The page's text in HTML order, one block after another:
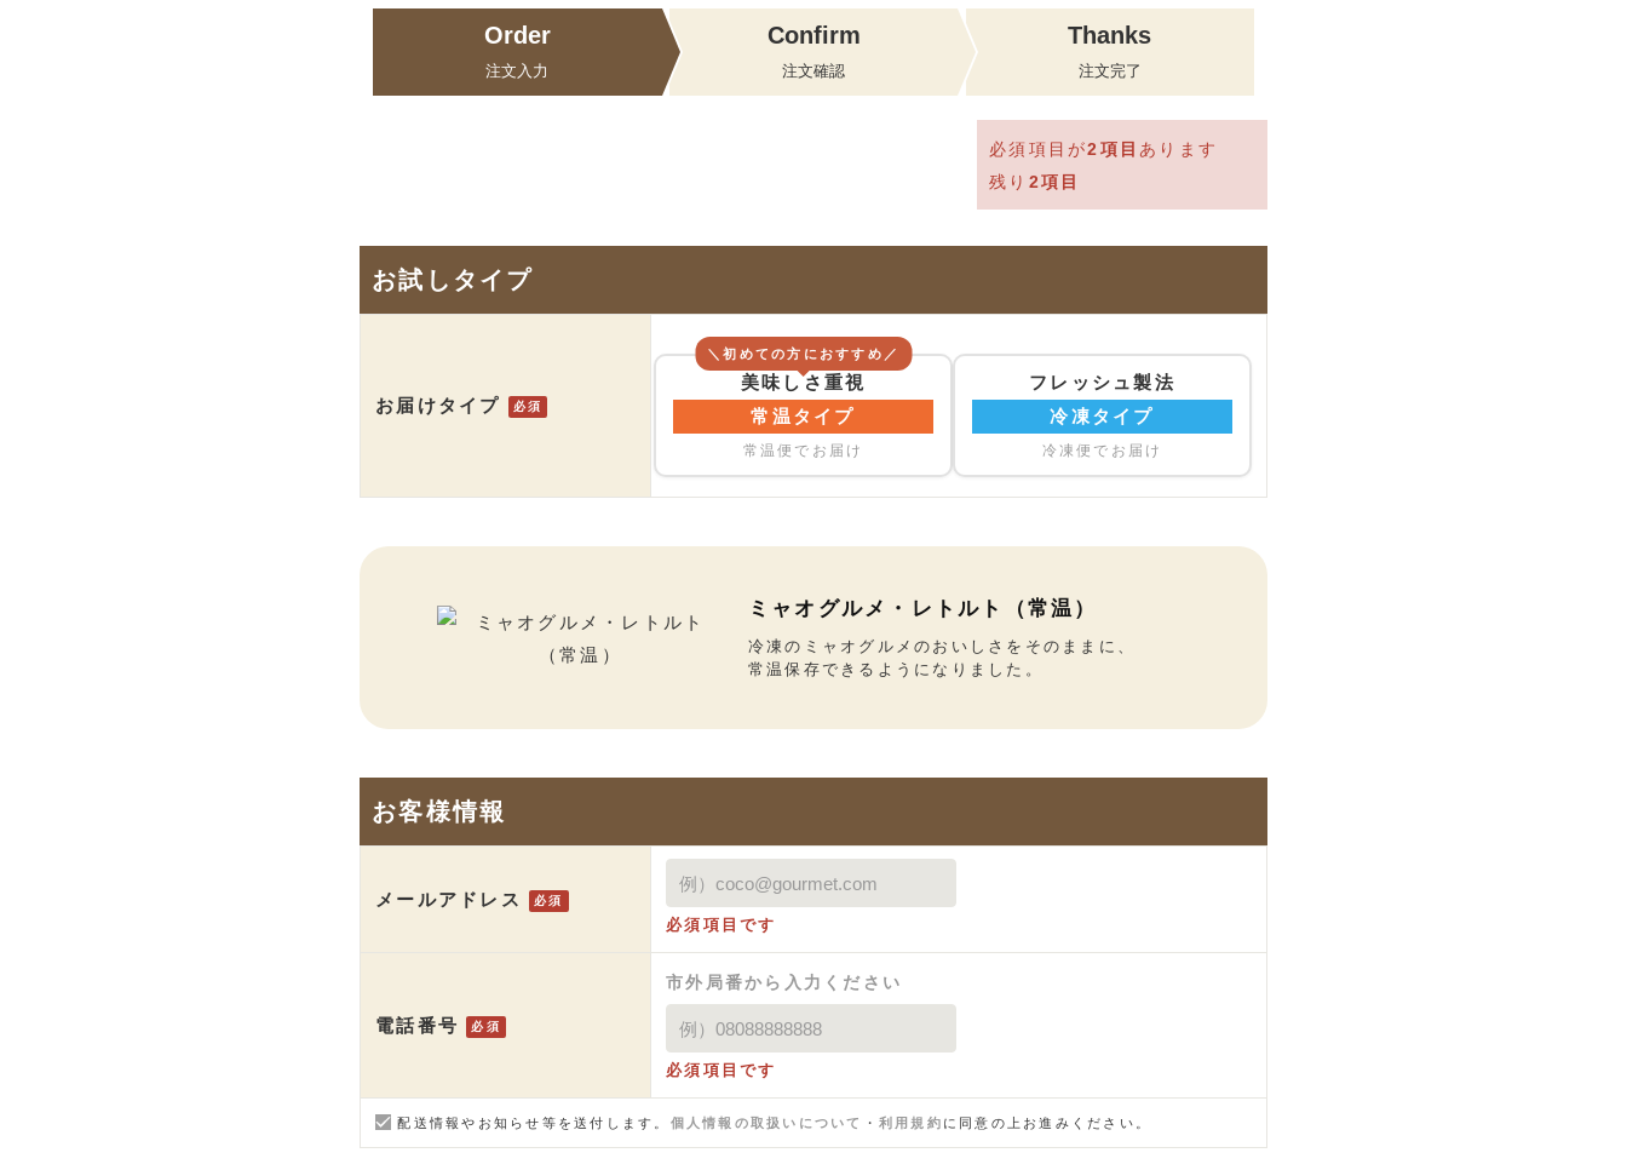
Order
注文入力
Confirm
注文確認
Thanks
注文完了
必須項目が2 項目 あります
残り 2項目
お試しタイプ
お届けタイプ 必須
＼初めての方におすすめ／
美味しさ重視
常温タイプ
常温便でお届け
フレッシュ製法
冷凍タイプ
冷凍便でお届け
ミャオグルメ・レトルト（常温）
冷凍のミャオグルメのおいしさをそのままに、
常温保存できるようになりました。
お客様情報
メールアドレス 必須
必須項目です
電話番号 必須
市外局番から入力ください
必須項目です
配送情報やお知らせ等を送付します。 個人情報の取扱いについて ・ 利用規約 に同意の上お進みください。